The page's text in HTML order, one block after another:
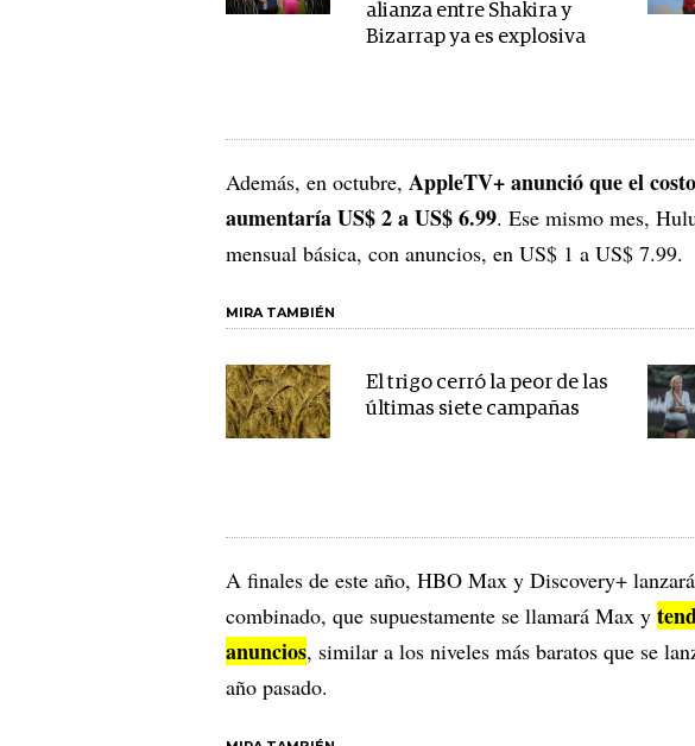
alianza entre Shakira y
Bizarrap ya es explosiva
Además, en octubre, AppleTV+ anunció que el
aumentaría US$ 2 a US$ 6.99. Ese mismo mes,
mensual básica, con anuncios, en US$ 1 a US$ 7.99.
MIRA TAMBIÉN
El trigo cerró la peor de las
últimas siete campañas
A finales de este año, HBO Max y Discovery+
combinado, que supuestamente se llamará Max y
anuncios, similar a los niveles más baratos que se
año pasado.